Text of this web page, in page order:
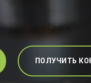
ПОЛУЧИТЬ